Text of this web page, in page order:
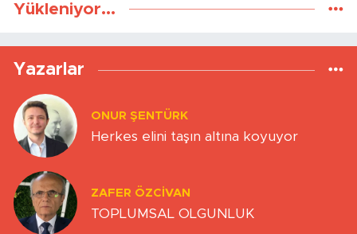
Yükleniyor...
Yazarlar
ONUR ŞENTÜRK
Herkes elini taşın altına koyuyor
ZAFER ÖZCIVAN
TOPLUMSAL OLGUNLUK